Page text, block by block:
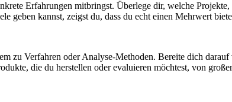
Erfahrungen mitbringst. Überlege dir, welche
geben kannst, zeigst du, dass du echt einen Mehrwert
zu Verfahren oder Analyse-Methoden. Bereite dich
die du herstellen oder evaluieren möchtest, von